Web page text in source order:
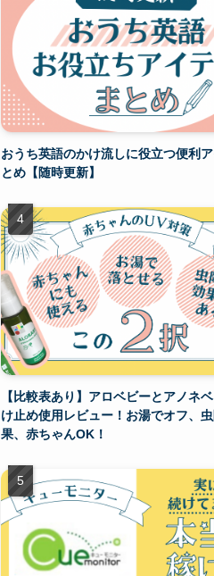
おうち英語のかけ流しに役立つ便利
とめ【随時更新】
【比較表あり】アロベビーとアノネ
け止め使用レビュー！お湯でオフ、
果、赤ちゃんOK！